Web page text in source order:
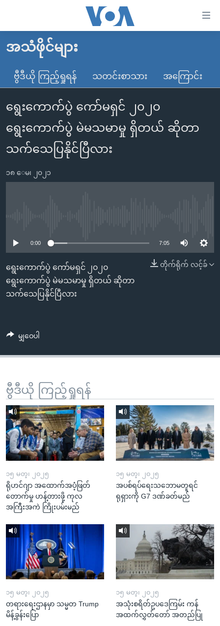
လွယ်ကူ
သည့်
များ
ပင်မ
အကြောင်းအရာ
ကျော်
ကြည့်
ကျော်
ကြည့်
သို့
ရန်
မူလစာမျက်နှာ
မြန်မာ
ကမ္ဘာ့သတင်းများ
နိုင်ငံတကာ
တရုတ်
အစ္စရေး-ပါလက်စတိုင်း
ဗွီဒီယို
သတင်းလွတ်လပ်ခွင့်
ရပ်ဝန်းတခု လမ်းတခု အလွန်
အင်္ဂလိပ်စာလေ့လာမယ်
အမေရိကန်သုံးအီဒီယံ
အပတ်စဉ်ကဏ္ဍများ
ဗွီအိုအေ လူမှုကွန်ယက်များ
အသံဖိုင်များ
ဗွီဒီယို ကြည့်ရှုရန် သတင်းစာသား အကြောင်း
ရွေးကောက်ပွဲ ကော်မရှင် ၂၀၂၀
ရွေးကောက်ပွဲ မဲမသမာမှု ရှိတယ် ဆိုတာ
သက်သေပြနိုင်ပြီလား
၁၈ ေမ၊ ၂၀၂၁
0:00 7:05
တိုက်ရိုက် လင့်ခ်
ရွေးကောက်ပွဲ ကော်မရှင် ၂၀၂၀
ရွေးကောက်ပွဲ မဲမသမာမှု ရှိတယ် ဆိုတာ
သက်သေပြနိုင်ပြီလား
မျှဝေပါ
ဗွီဒီယို ကြည့်ရှုရန်
၁၅ မတ္၊ ၂၀၂၅
ရိုဟင်ဂျာ အထောက်အပံ့ဖြတ်
တောက်မှု ဟန့်တားဖို့ ကုလ
အကြီးအကဲ ကြိုးပမ်းမည်
၁၅ မတ္၊ ၂၀၂၅
အပစ်ရပ်ရေးသဘောမတူရင်
ရုရှားကို G7 ဒဏ်ခတ်မည်
၁၅ မတ္၊ ၂၀၂၅
တရားရေးဌာနမှာ သမ္မတ Trump
မိန့်ခွန်းပြော
၁၅ မတ္၊ ၂၀၂၅
အသုံးစရိတ်ဥပဒေကြမ်း ကန်
အထက်လွှတ်တော် အတည်ပြု